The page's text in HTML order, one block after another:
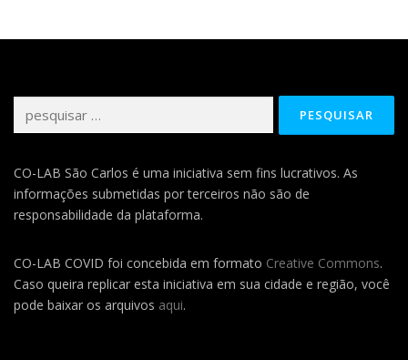
por:
CO-LAB São Carlos é uma iniciativa sem fins lucrativos. As
informações submetidas por terceiros não são de
responsabilidade da plataforma.
CO-LAB COVID foi concebida em formato Creative Commons.
Caso queira replicar esta iniciativa em sua cidade e região, você
pode baixar os arquivos aqui.